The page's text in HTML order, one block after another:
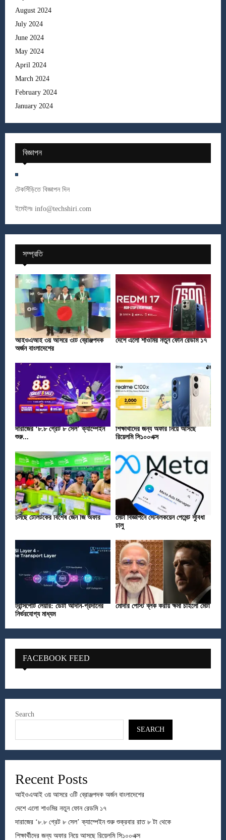
August 2024
July 2024
June 2024
May 2024
April 2024
March 2024
February 2024
January 2024
বিজ্ঞাপন
টেকসিঁড়িতে বিজ্ঞাপন দিন
ইমেইলঃ info@techshiri.com
সম্প্রতি
আইওএআই ৩য় আসরে ৩টি ব্রোঞ্জপদক
অর্জন বাংলাদেশের
দেশে এলো শাওমির নতুন ফোন রেডমি ১৭
দারাজের ‘৮.৮ গ্রেট ৮ সেল’ ক্যাম্পেইন
শুরু...
শিক্ষার্থীদের জন্য অফার নিয়ে আসছে
রিয়েলমি সি১০০এক্স
চলছে টেলিটকের বিশেষ জেন জি অফার
মেটা বিজ্ঞাপনে স্টেবলকয়েন পেমেন্ট সুবিধা
চালু
ট্রান্সপোর্ট লেয়ার: ডেটা আদান-প্রদানের
নির্ভরযোগ্য মাধ্যম
মোদীর পোস্ট ব্লক করায় ক্ষমা চাইলো মেটা
FACEBOOK FEED
Search
SEARCH
Recent Posts
আইওএআই ৩য় আসরে ৩টি ব্রোঞ্জপদক অর্জন বাংলাদেশের
দেশে এলো শাওমির নতুন ফোন রেডমি ১৭
দারাজের ‘৮.৮ গ্রেট ৮ সেল’ ক্যাম্পেইন শুরু শুক্রবার রাত ৮ টা থেকে
শিক্ষার্থীদের জন্য অফার নিয়ে আসছে রিয়েলমি সি১০০এক্স